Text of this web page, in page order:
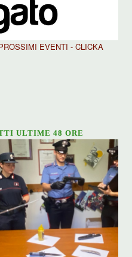
EVENTI - CLICKA
ULTIME 48 ORE